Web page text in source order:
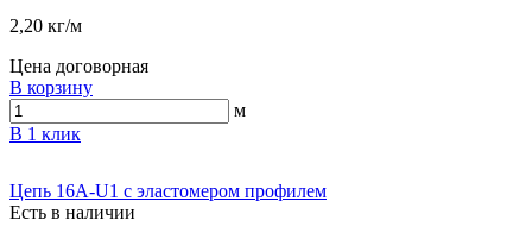
2,20 кг/м
Цена договорная
В корзину
м
В 1 клик
Цепь 16A-U1 с эластомером профилем
Есть в наличии